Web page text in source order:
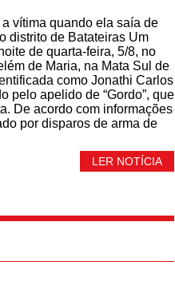
vítima quando ela saía de
distrito de Batateiras Um
de quarta-feira, 5/8, no
de Maria, na Mata Sul de
como Jonathi Carlos
pelo apelido de “Gordo”, que
De acordo com informações
por disparos de arma de
LER NOTÍCIA